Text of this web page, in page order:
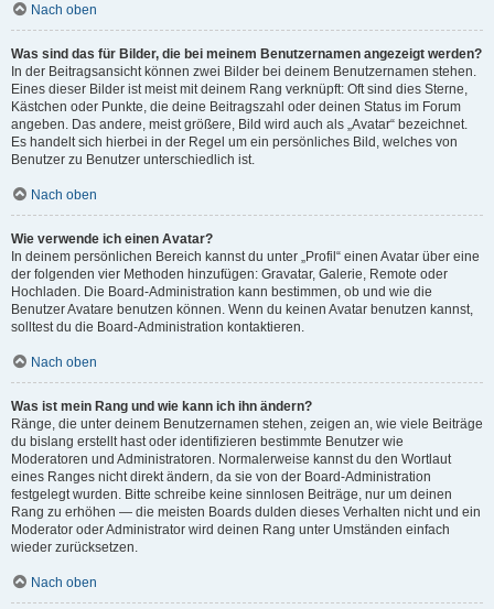
Nach oben
Was sind das für Bilder, die bei meinem Benutzernamen angezeigt werden?
In der Beitragsansicht können zwei Bilder bei deinem Benutzernamen stehen.
Eines dieser Bilder ist meist mit deinem Rang verknüpft: Oft sind dies Sterne,
Kästchen oder Punkte, die deine Beitragszahl oder deinen Status im Forum
angeben. Das andere, meist größere, Bild wird auch als „Avatar“ bezeichnet.
Es handelt sich hierbei in der Regel um ein persönliches Bild, welches von
Benutzer zu Benutzer unterschiedlich ist.
Nach oben
Wie verwende ich einen Avatar?
In deinem persönlichen Bereich kannst du unter „Profil“ einen Avatar über eine
der folgenden vier Methoden hinzufügen: Gravatar, Galerie, Remote oder
Hochladen. Die Board-Administration kann bestimmen, ob und wie die
Benutzer Avatare benutzen können. Wenn du keinen Avatar benutzen kannst,
solltest du die Board-Administration kontaktieren.
Nach oben
Was ist mein Rang und wie kann ich ihn ändern?
Ränge, die unter deinem Benutzernamen stehen, zeigen an, wie viele Beiträge
du bislang erstellt hast oder identifizieren bestimmte Benutzer wie
Moderatoren und Administratoren. Normalerweise kannst du den Wortlaut
eines Ranges nicht direkt ändern, da sie von der Board-Administration
festgelegt wurden. Bitte schreibe keine sinnlosen Beiträge, nur um deinen
Rang zu erhöhen — die meisten Boards dulden dieses Verhalten nicht und ein
Moderator oder Administrator wird deinen Rang unter Umständen einfach
wieder zurücksetzen.
Nach oben